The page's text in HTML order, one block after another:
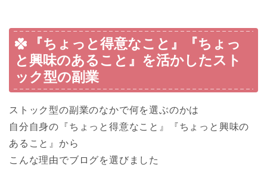
『ちょっと得意なこと』『ちょっ
と興味のあること』を活かしたスト
ック型の副業
ストック型の副業のなかで何を選ぶのかは
自分自身の 『ちょっと得意なこと』『ちょっと興味の
あること』 から
こんな理由でブログを選びました